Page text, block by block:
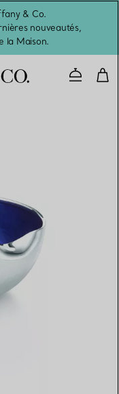
& Co.
nouveautés,
la Maison.